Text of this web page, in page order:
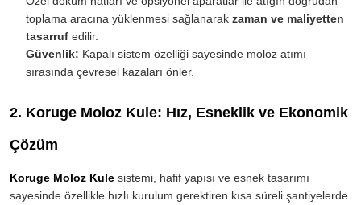
toplama aracına yüklenmesi sağlanarak zaman ve maliyetten
tasarruf edilir.
Güvenlik: Kapalı sistem özelliği sayesinde moloz atımı
sırasında çevresel kazaları önler.
2. Koruge Moloz Kule: Hız, Esneklik ve Ekonomik
Çözüm
Koruge Moloz Kule sistemi, hafif yapısı ve esnek tasarımı
sayesinde özellikle hızlı kurulum gerektiren kısa süreli şantiyelerde